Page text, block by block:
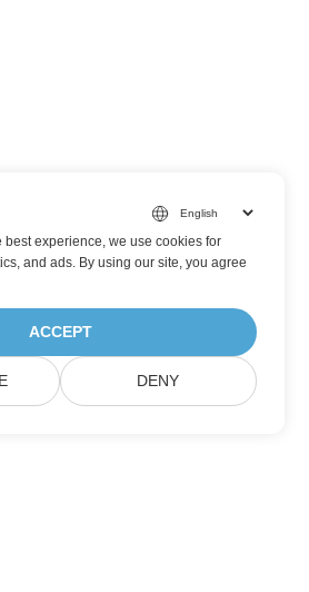
best experience, we use cookies for
and ads. By using our site, you agree
ACCEPT
DENY